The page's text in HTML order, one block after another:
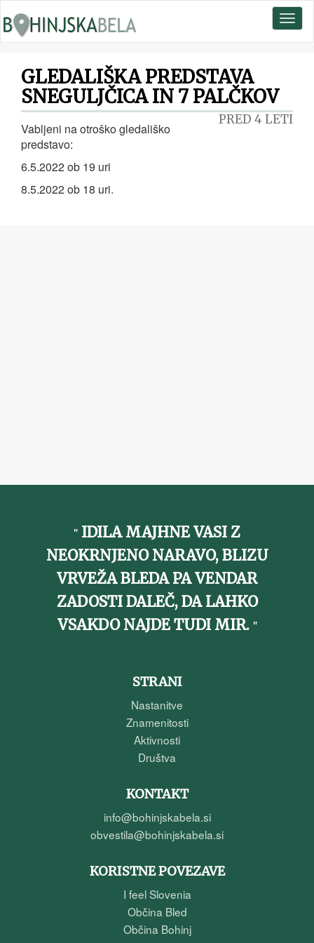
GLEDALIŠKA PREDSTAVA
SNEGULJČICA IN 7 PALČKOV
PRED 4 LETI
Vabljeni na otroško gledališko
predstavo:
6.5.2022 ob 19 uri
8.5.2022 ob 18 uri.
IDILA MAJHNE VASI Z
NEOKRNJENO NARAVO, BLIZU
VRVEŽA BLEDA PA VENDAR
ZADOSTI DALEČ, DA LAHKO
VSAKDO NAJDE TUDI MIR.
STRANI
Nastanitve
Znamenitosti
Aktivnosti
Društva
KONTAKT
info@bohinjskabela.si
obvestila@bohinjskabela.si
KORISTNE POVEZAVE
I feel Slovenia
Občina Bled
Občina Bohinj